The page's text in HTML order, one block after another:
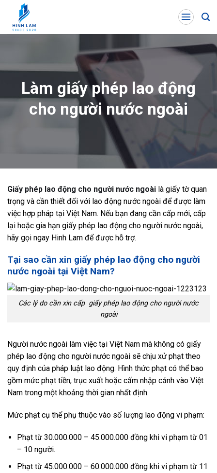
content
Làm giấy phép lao động
cho người nước ngoài
Giấy phép lao động cho người nước ngoài là giấy tờ quan
trọng và cần thiết đối với lao động nước ngoài để được làm
việc hợp pháp tại Việt Nam. Nếu bạn đang cần cấp mới, cấp
lại hoặc gia hạn giấy phép lao động cho người nước ngoài,
hãy gọi ngay Hinh Lam để được hỗ trợ.
Tại sao cần xin giấy phép lao động cho người
nước ngoài tại Việt Nam?
Các lý do cần xin cấp giấy phép lao động cho người nước
ngoài
Người nước ngoài làm việc tại Việt Nam mà không có giấy
phép lao động cho người nước ngoài sẽ chịu xử phạt theo
quy định của pháp luật lao động. Hình thức phạt có thể bao
gồm mức phạt tiền, trục xuất hoặc cấm nhập cảnh vào Việt
Nam trong một khoảng thời gian nhất định.
Mức phạt cụ thể phụ thuộc vào số lượng lao động vi phạm:
Phạt từ 30.000.000 – 45.000.000 đồng khi vi phạm từ 01
– 10 người.
Phạt từ 45.000.000 – 60.000.000 đồng khi vi phạm từ 11